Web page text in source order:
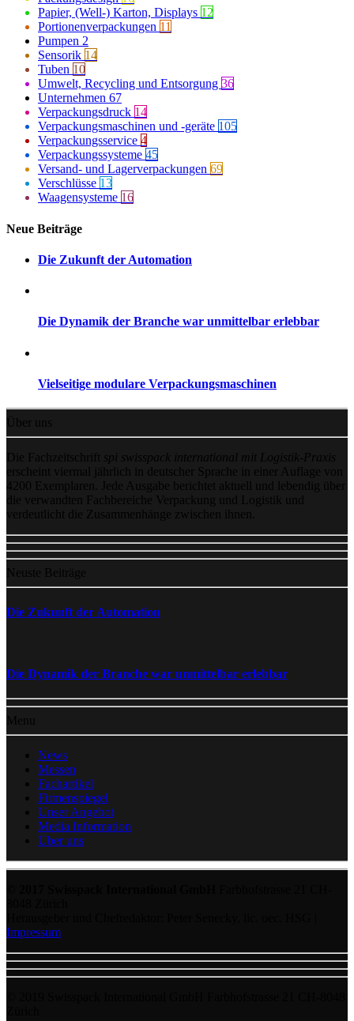
Papier, (Well-) Karton, Displays 12
Portionenverpackungen 11
Pumpen 2
Sensorik 14
Tuben 10
Umwelt, Recycling und Entsorgung 36
Unternehmen 67
Verpackungsdruck 14
Verpackungsmaschinen und -geräte 105
Verpackungsservice 4
Verpackungssysteme 45
Versand- und Lagerverpackungen 69
Verschlüsse 13
Waagensysteme 16
Neue Beiträge
Die Zukunft der Automation
Die Dynamik der Branche war unmittelbar erlebbar
Vielseitige modulare Verpackungsmaschinen
Über uns
Die Fachzeitschrift
spi swisspack international mit Logistik-Praxis
erscheint viermal jährlich in deutscher Sprache in einer Auflage von
4200 Exemplaren. Jede Ausgabe berichtet aktuell und lebendig über
die verwandten Fachbereiche Verpackung und Logistik und
verdeutlicht die Zusammenhänge zwischen ihnen.
Neuste Beiträge
Die Zukunft der Automation
Die Dynamik der Branche war unmittelbar erlebbar
Menu
News
Messen
Fachartikel
Firmenspiegel
Unser Angebot
Media Information
Über uns
Impressum